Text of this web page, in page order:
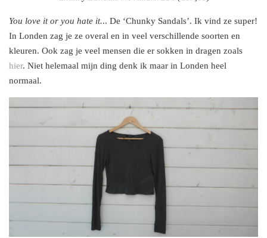
You love it or you hate it... De ‘Chunky Sandals’. Ik vind ze super!
In Londen zag je ze overal en in veel verschillende soorten en
kleuren. Ook zag je veel mensen die er sokken in dragen zoals
hier. Niet helemaal mijn ding denk ik maar in Londen heel
normaal.